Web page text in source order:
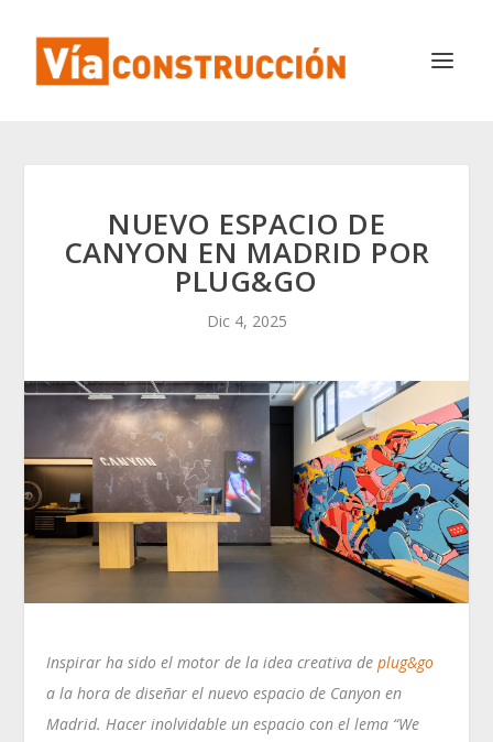
NUEVO ESPACIO DE
CANYON EN MADRID POR
PLUG&GO
Dic 4, 2025
Inspirar ha sido el motor de la idea creativa deplug&go
a la hora de diseñar el nuevo espacio de Canyon en
Madrid. Hacer inolvidable un espacio con el lema “We